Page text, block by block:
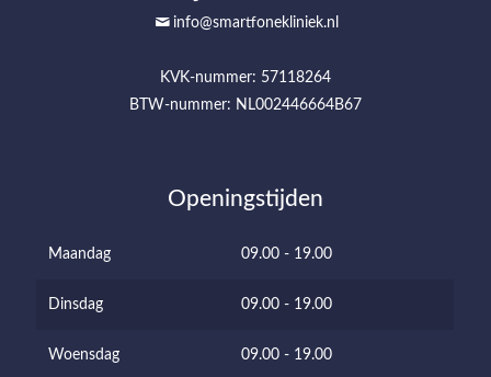
info@smartfonekliniek.nl
KVK-nummer: 57118264
BTW-nummer: NL002446664B67
Openingstijden
Maandag 09.00 - 19.00
Dinsdag 09.00 - 19.00
Woensdag 09.00 - 19.00